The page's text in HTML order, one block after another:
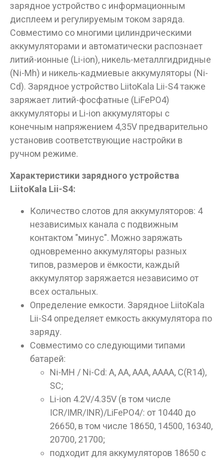
зарядное устройство с информационным
дисплеем и регулируемым током заряда.
Совместимо со многими цилиндрическими
аккумуляторами и автоматически распознает
литий-ионные (Li-ion), никель-металлгидридные
(Ni-Mh) и никель-кадмиевые аккумуляторы (Ni-
Cd). Зарядное устройство LiitoKala Lii-S4 также
заряжает литий-фосфатные (LiFePO4)
аккумуляторы и Li-ion аккумуляторы с
конечным напряжением 4,35V предварительно
установив соответствующие настройки в
ручном режиме.
Характеристики зарядного устройства
LiitoKala Lii-S4:
Количество слотов для аккумуляторов: 4
независимых канала с подвижным
контактом "минус". Можно заряжать
одновременно аккумуляторы разных
типов, размеров и ёмкости, каждый
аккумулятор заряжается независимо от
всех остальных.
Определение емкости. Зарядное LiitoKala
Lii-S4 определяет емкость аккумулятора по
заряду.
Совместимо со следующими типами
батарей:
Ni-MH / Ni-Cd: A, АА, ААА, ААAA, C(R14),
SC;
Li-ion 4.2V/4.35V (в том числе
ICR/IMR/INR)/LiFePO4/: от 10440 до
26650, в том числе 18650, 14500, 16340,
20700, 21700;
подходит для аккумуляторов 18650 с